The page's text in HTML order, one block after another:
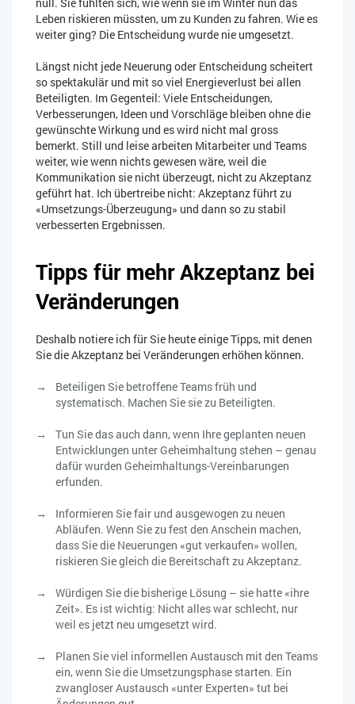
null. Sie fühlten sich, wie wenn sie im Winter nun das
Leben riskieren müssten, um zu Kunden zu fahren. Wie es
weiter ging? Die Entscheidung wurde nie umgesetzt.
Längst nicht jede Neuerung oder Entscheidung scheitert
so spektakulär und mit so viel Energieverlust bei allen
Beteiligten. Im Gegenteil: Viele Entscheidungen,
Verbesserungen, Ideen und Vorschläge bleiben ohne die
gewünschte Wirkung und es wird nicht mal gross
bemerkt. Still und leise arbeiten Mitarbeiter und Teams
weiter, wie wenn nichts gewesen wäre, weil die
Kommunikation sie nicht überzeugt, nicht zu Akzeptanz
geführt hat. Ich übertreibe nicht: Akzeptanz führt zu
«Umsetzungs-Überzeugung» und dann so zu stabil
verbesserten Ergebnissen.
Tipps für mehr Akzeptanz bei
Veränderungen
Deshalb notiere ich für Sie heute einige Tipps, mit denen
Sie die Akzeptanz bei Veränderungen erhöhen können.
Beteiligen Sie betroffene Teams früh und
systematisch. Machen Sie sie zu Beteiligten.
Tun Sie das auch dann, wenn Ihre geplanten neuen
Entwicklungen unter Geheimhaltung stehen – genau
dafür wurden Geheimhaltungs-Vereinbarungen
erfunden.
Informieren Sie fair und ausgewogen zu neuen
Abläufen. Wenn Sie zu fest den Anschein machen,
dass Sie die Neuerungen «gut verkaufen» wollen,
riskieren Sie gleich die Bereitschaft zu Akzeptanz.
Würdigen Sie die bisherige Lösung – sie hatte «ihre
Zeit». Es ist wichtig: Nicht alles war schlecht, nur
weil es jetzt neu umgesetzt wird.
Planen Sie viel informellen Austausch mit den Teams
ein, wenn Sie die Umsetzungsphase starten. Ein
zwangloser Austausch «unter Experten» tut bei